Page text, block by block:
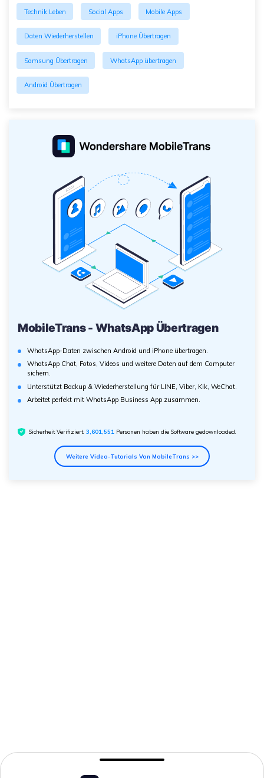
Technik Leben Social Apps Mobile Apps
Daten Wiederherstellen iPhone Übertragen
Samsung Übertragen WhatsApp übertragen
Android Übertragen
MobileTrans - WhatsApp Übertragen
WhatsApp-Daten zwischen Android und iPhone übertragen.
WhatsApp Chat, Fotos, Videos und weitere Daten auf dem Computer
sichern.
Unterstützt Backup & Wiederherstellung für LINE, Viber, Kik, WeChat.
Arbeitet perfekt mit WhatsApp Business App zusammen.
Sicherheit Verifiziert.3,601,553 Personen haben die Software gedownloaded.
Weitere Video-Tutorials Von MobileTrans >>